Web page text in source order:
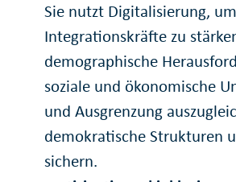
Sie nutzt Digitalisierung, um
Integrationskräfte zu
demographische
soziale und ökonomische
und Ausgrenzung
demokratische Strukturen
sichern.